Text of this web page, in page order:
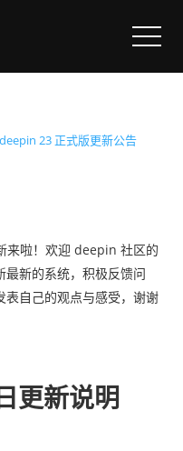
deepin 23
23 正式版更新公告
来啦！欢迎 deepin 社区的
最新的系统，积极反馈问
表自己的观点与感受，谢谢
更新说明